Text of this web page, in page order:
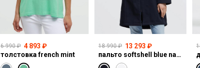
6 990 ₽ 4 893 ₽
толстовка french mint
18 990 ₽ 13 293 ₽
пальто softshell blue navy